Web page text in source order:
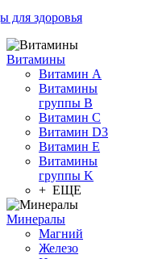
для здоровья
Витамины
Витамин А
Витамины
группы B
Витамин C
Витамин D3
Витамин E
Витамины
группы K
+ ЕЩЕ
Минералы
Магний
Железо